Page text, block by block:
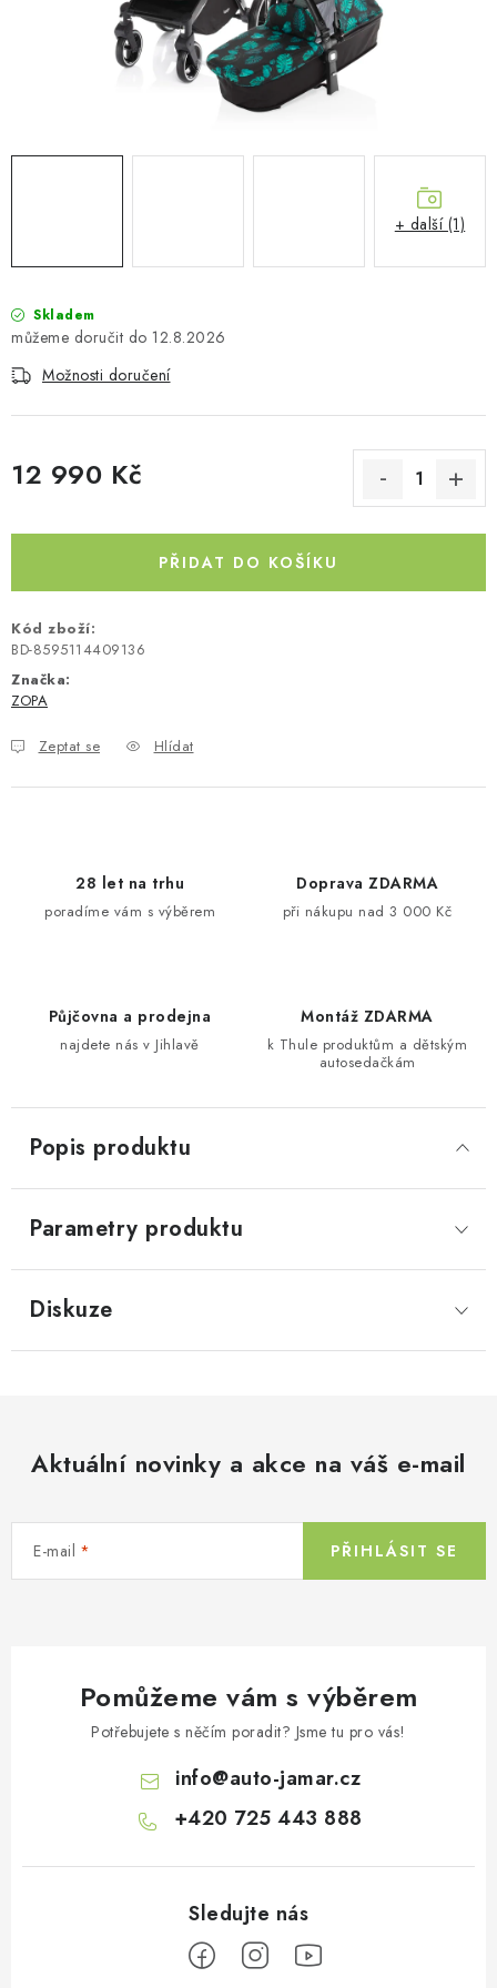
AUTOSTANY
DÁRKOVÉ POUKAZY
Napište nám
Reklamace
Obchodní podmínky
Skladem
12.8.2026
Možnosti doručení
12 990 Kč
PŘIDAT DO KOŠÍKU
Kód zboží:
BD-8595114409136
Značka:
ZOPA
Zeptat se Hlídat
+ další (1)
28 let na trhu
poradíme vám s výběrem
Doprava ZDARMA
při nákupu nad 3 000 Kč
Půjčovna a prodejna
najdete nás v Jihlavě
Montáž ZDARMA
k Thule produktům a dětským
autosedačkám
Popis produktu
Parametry produktu
Diskuze
Aktuální novinky a akce na váš e-mail
E-mail PŘIHLÁSIT SE
Pomůžeme vám s výběrem
Potřebujete s něčím poradit? Jsme tu pro vás!
info@auto-jamar.cz
+420 725 443 888